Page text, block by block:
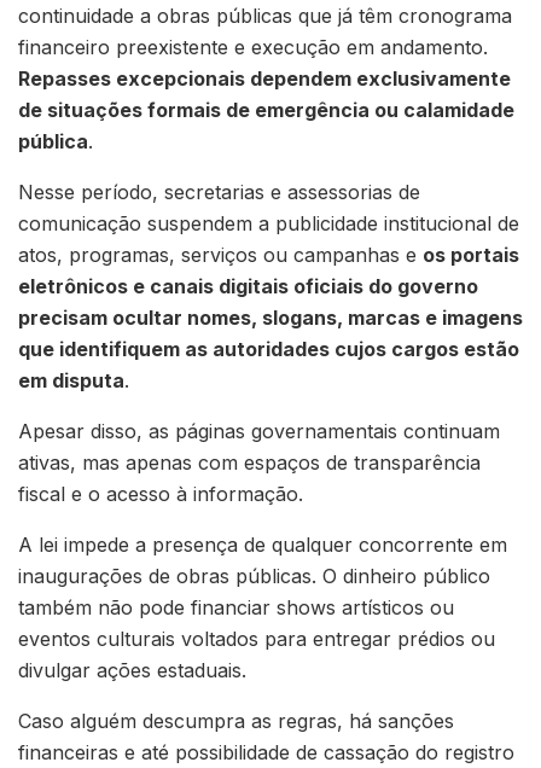
continuidade a obras públicas que já têm cronograma
financeiro preexistente e execução em andamento.
Repasses excepcionais dependem exclusivamente
de situações formais de emergência ou calamidade
pública.
Nesse período, secretarias e assessorias de
comunicação suspendem a publicidade institucional de
atos, programas, serviços ou campanhas e os portais
eletrônicos e canais digitais oficiais do governo
precisam ocultar nomes, slogans, marcas e imagens
que identifiquem as autoridades cujos cargos estão
em disputa.
Apesar disso, as páginas governamentais continuam
ativas, mas apenas com espaços de transparência
fiscal e o acesso à informação.
A lei impede a presença de qualquer concorrente em
inaugurações de obras públicas. O dinheiro público
também não pode financiar shows artísticos ou
eventos culturais voltados para entregar prédios ou
divulgar ações estaduais.
Caso alguém descumpra as regras, há sanções
financeiras e até possibilidade de cassação do registro